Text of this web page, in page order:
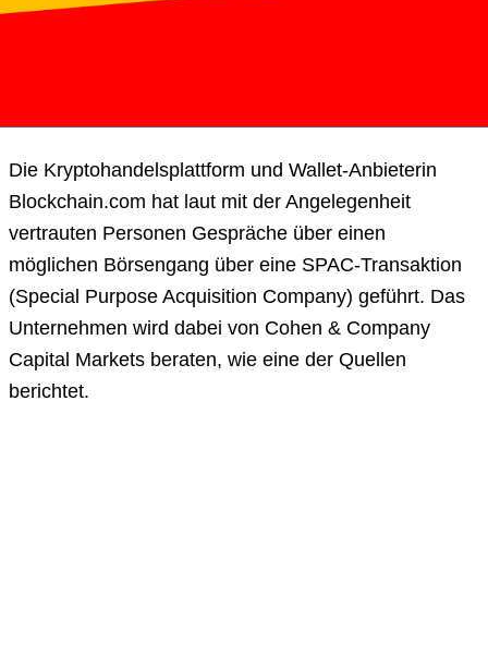
Die Kryptohandelsplattform und Wallet-Anbieterin
Blockchain.com hat laut mit der Angelegenheit
vertrauten Personen Gespräche über einen
möglichen Börsengang über eine SPAC-Transaktion
(Special Purpose Acquisition Company) geführt. Das
Unternehmen wird dabei von Cohen & Company
Capital Markets beraten, wie eine der Quellen
berichtet.